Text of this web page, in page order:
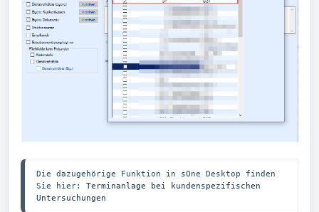
Die dazugehörige Funktion in sOne Desktop finden
Sie hier: Terminanlage bei kundenspezifischen
Untersuchungen